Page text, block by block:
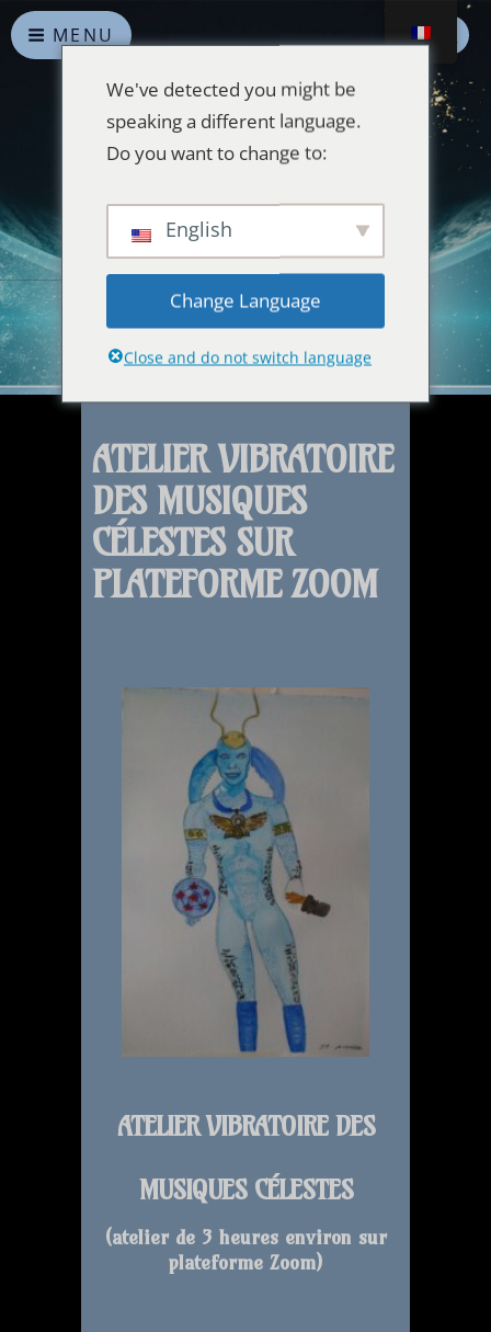
MENU
Alliances Célestes
Que la paix prévale sur la Terre et dans l'Univers
ATELIER VIBRATOIRE
DES MUSIQUES
CÉLESTES SUR
PLATEFORME ZOOM
ATELIER VIBRATOIRE DES
MUSIQUES CÉLESTES
(atelier de 3 heures environ sur
plateforme Zoom)
We've detected you might be
speaking a different language.
Do you want to change to:
English
Change Language
Close and do not switch language